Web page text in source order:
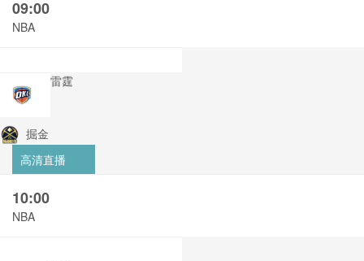
09:00
NBA
雷霆
掘金
高清直播
10:00
NBA